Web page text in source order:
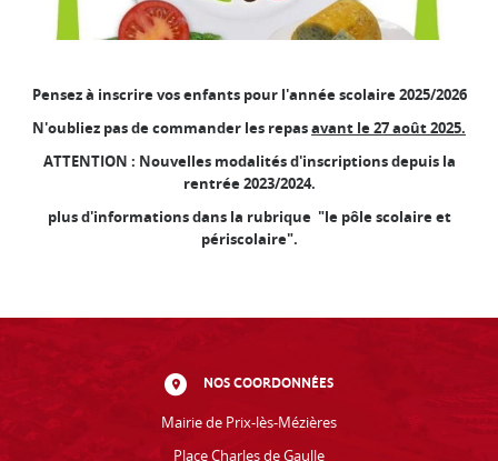
Pensez à inscrire vos enfants pour l'année scolaire 2025/2026
N'oubliez pas de commander les repas avant le 27 août 2025.
ATTENTION : Nouvelles modalités d'inscriptions depuis la
rentrée 2023/2024.
plus d'informations dans la rubrique "le pôle scolaire et
périscolaire".
NOS COORDONNÉES
Mairie de Prix-lès-Mézières
Place Charles de Gaulle